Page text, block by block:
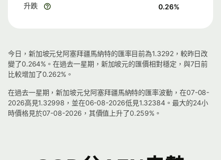
升跌 0.26%
今日，新加坡元兌阿塞拜疆馬納特的匯率目前為1.3292，較昨日改
變了0.264%。在過去一星期，新加坡元的匯價相對穩定，與7日前
比較增加了0.262%。
在過去一星期，新加坡元兌阿塞拜疆馬納特的匯率波動，在07-08-
2026高見1.32998，並在06-08-2026低見1.32384。最大的24小
時價格見於07-08-2026，其價值上升了0.259%。